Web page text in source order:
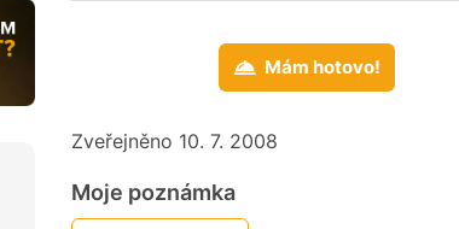
Mám hotovo!
Zveřejněno 10. 7. 2008
Moje poznámka